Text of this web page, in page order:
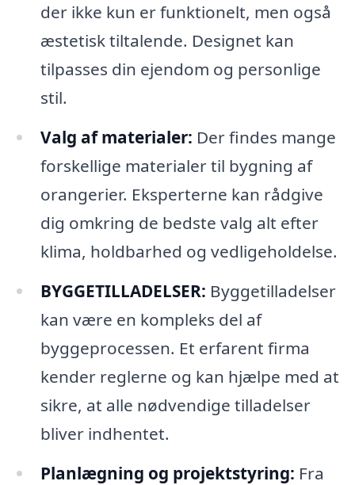
der ikke kun er funktionelt, men også
æstetisk tiltalende. Designet kan
tilpasses din ejendom og personlige
stil.
Valg af materialer: Der findes mange
forskellige materialer til bygning af
orangerier. Eksperterne kan rådgive
dig omkring de bedste valg alt efter
klima, holdbarhed og vedligeholdelse.
BYGGETILLADELSER: Byggetilladelser
kan være en kompleks del af
byggeprocessen. Et erfarent firma
kender reglerne og kan hjælpe med at
sikre, at alle nødvendige tilladelser
bliver indhentet.
Planlægning og projektstyring: Fra